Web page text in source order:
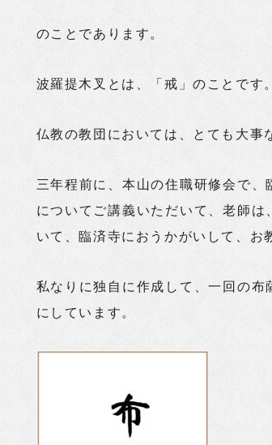
のことであります。
波羅提木叉とは、「戒」のことです。
仏教の教団においては、とても大事
三年程前に、本山の住職研修会で
についてご講義いただいて、老師
いて、臨済寺におうかがいして、お
私なりに独自に作成して、一回の
にしています。